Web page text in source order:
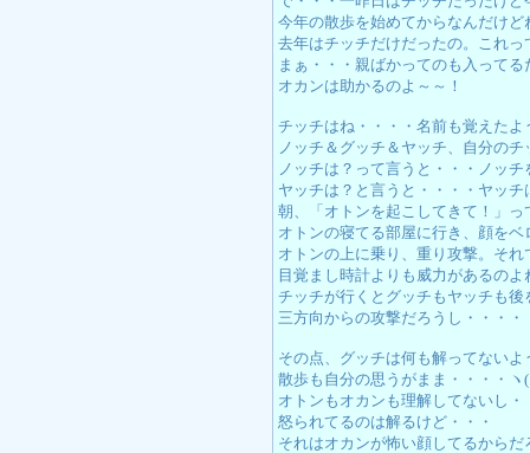
今年の散歩を始めてからなんだけど
去年はチッチだけだったの。これっ
まぁ・・・親ばかってのも入って
オカンは助かるのよ～～！
チッチはね・・・・名前も覚えたよ
ノッチ＆グッチ＆ヤッチ、自分の
ノッチは？って言うと・・・ノッチ
ヤッチは？と言うと・・・・ヤッチ
朝、「オトンを起こしてきて！」っ
オトンの寝てる部屋に行き、顔をベ
オトンの上に乗り、重り攻撃。そ
目覚まし時計よりも威力があるのよ
チッチが行くとグッチもヤッチも後
三方向からの攻撃だろうし・・・・
その点、グッチは何も解ってないよ
散歩も自分の思うがまま・・・・ヽ(
オトンもオカンも理解してないし・
怒られてるのは解るけど・・・
それはオカンが怖い顔してるからだ